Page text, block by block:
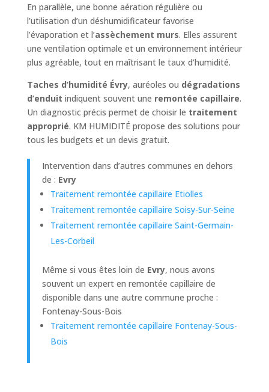
En parallèle, une bonne aération régulière ou
l’utilisation d’un déshumidificateur favorise
l’évaporation et l’assèchement murs. Elles assurent
une ventilation optimale et un environnement intérieur
plus agréable, tout en maîtrisant le taux d’humidité.
Taches d’humidité Évry, auréoles ou dégradations
d’enduit indiquent souvent une remontée capillaire.
Un diagnostic précis permet de choisir le traitement
approprié. KM HUMIDITÉ propose des solutions pour
tous les budgets et un devis gratuit.
Intervention dans d’autres communes en dehors
de : Evry
Traitement remontée capillaire Etiolles
Traitement remontée capillaire Soisy-Sur-Seine
Traitement remontée capillaire Saint-Germain-
Les-Corbeil
Même si vous êtes loin de Evry, nous avons
souvent un expert en remontée capillaire de
disponible dans une autre commune proche :
Fontenay-Sous-Bois
Traitement remontée capillaire Fontenay-Sous-
Bois